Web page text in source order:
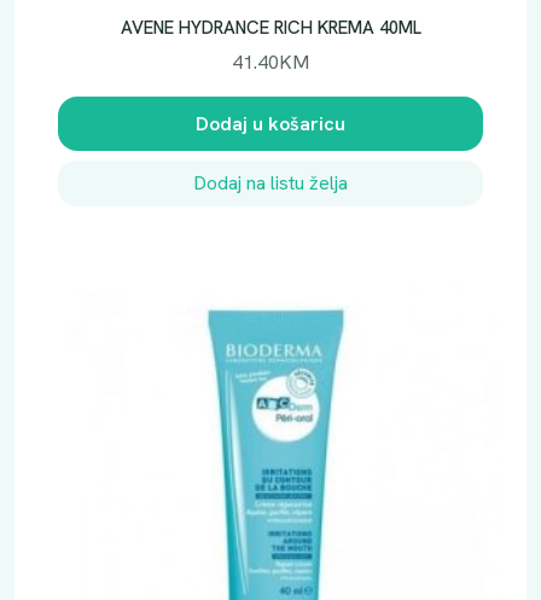
AVENE HYDRANCE RICH KREMA 40ML
41.40KM
Dodaj u košaricu
Dodaj na listu želja